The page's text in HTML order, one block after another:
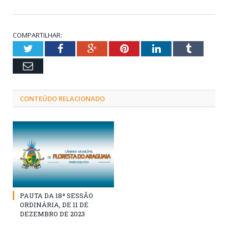
COMPARTILHAR:
TwitterFacebookGoogle+PinterestLinkedInTumblr
Email
CONTEÚDO RELACIONADO
PAUTA DA 18ª SESSÃO
ORDINÁRIA, DE 11 DE
DEZEMBRO DE 2023